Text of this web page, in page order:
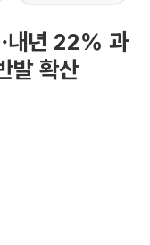
내년 22% 과
발 확산